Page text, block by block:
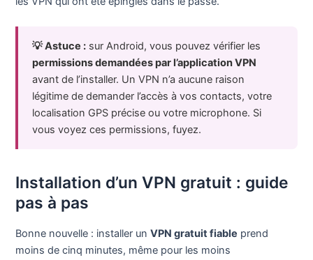
💡 Astuce : sur Android, vous pouvez vérifier les
permissions demandées par l’application VPN
avant de l’installer. Un VPN n’a aucune raison
légitime de demander l’accès à vos contacts, votre
localisation GPS précise ou votre microphone. Si
vous voyez ces permissions, fuyez.
Installation d’un VPN gratuit : guide
pas à pas
Bonne nouvelle : installer unVPN gratuit fiable prend
moins de cinq minutes, même pour les moins